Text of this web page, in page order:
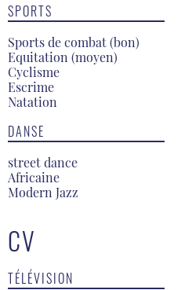
SPORTS
Sports de combat (bon)
Equitation (moyen)
Cyclisme
Escrime
Natation
DANSE
street dance
Africaine
Modern Jazz
CV
TÉLÉVISION